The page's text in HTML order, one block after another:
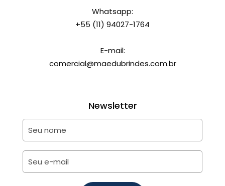
Whatsapp:
+55 (11) 94027-1764
E-mail:
comercial@maedubrindes.com.br
Newsletter